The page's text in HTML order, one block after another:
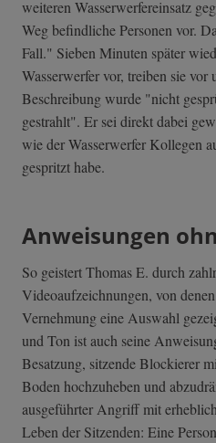
weiteren Wasserwerfereinsatz
Weg befindliche Personen vor.
Fall." Sieben Minuten später
Wasserwerfer vor, treiben sie vor
Beschreibung wurde "nicht
gestrahlt". Er sei direkt dabei
wie der Wasserwerfer Kollegen
gespritzt habe.
Anweisungen
So geistert Thomas E. durch
Videoaufzeichnungen, von
Vernehmung eine Auswahl
und Ton ist auch seine
Besatzung, sitzende Blockierer
Boden hochzuheben und
ausgeführter Angriff mit
Leben der Sitzenden: Eine